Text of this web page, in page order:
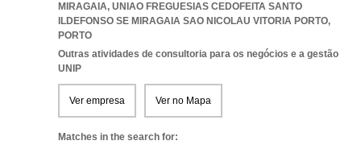
MIRAGAIA, UNIAO FREGUESIAS CEDOFEITA SANTO
ILDEFONSO SE MIRAGAIA SAO NICOLAU VITORIA PORTO,
PORTO
Outras atividades de consultoria para os negócios e a gestão
UNIP
Ver empresa Ver no Mapa
Matches in the search for: